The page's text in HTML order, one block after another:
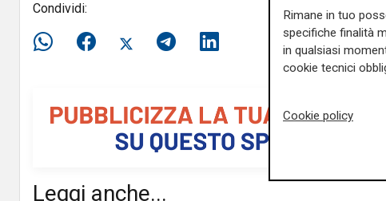
Condividi:
Leggi anche...
Rimane in tuo
specifiche finalità
in qualsiasi
cookie tecnici
Cookie policy